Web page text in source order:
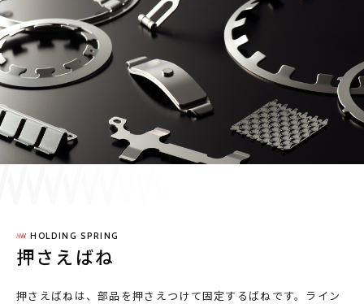
JP EN
株主・投資家情報
採用情報
HOLDING SPRING
押さえばね
押さえばねは、部品を押さえつけて固定するばねです。ライン